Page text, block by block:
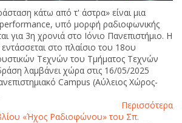
κάτω από τ' άστρα» είναι μια
υπό μορφή ραδιοφωνικής
για 3η χρονιά στο Ιόνιο Πανεπιστήμιο. Η
στο πλαίσιο του 18ου
Τεχνών του Τμήματος Τεχνών
λαμβάνει χώρα στις 16/05/2025
Campus (Αύλειος Χώρος-
Περισσότερα
«Ήχος Ραδιοφώνου» του Σπ.